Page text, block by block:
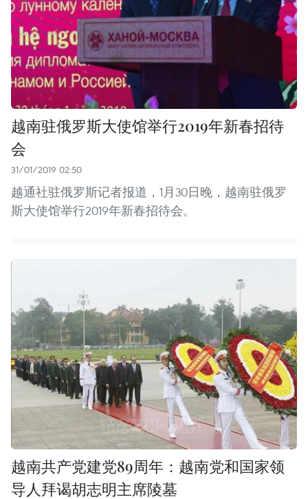
越南驻俄罗斯大使馆举行2019年新春招待
会
31/01/2019 02:50
越通社驻俄罗斯记者报道，1月30日晚，越南驻俄罗
斯大使馆举行2019年新春招待会。
越南共产党建党89周年：越南党和国家领
导人拜谒胡志明主席陵墓